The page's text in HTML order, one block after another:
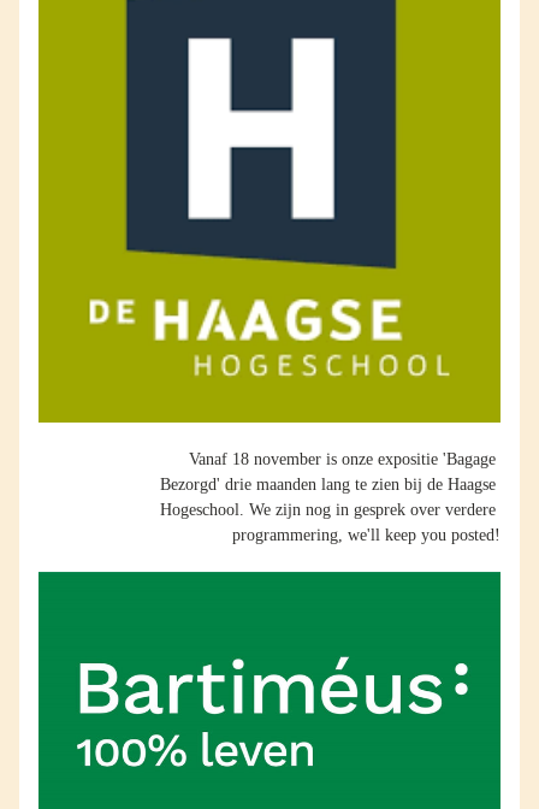
Vanaf 18 november is onze expositie 'Bagage
Bezorgd' drie maanden lang te zien bij de Haagse
Hogeschool. We zijn nog in gesprek over verdere
programmering, we'll keep you posted!